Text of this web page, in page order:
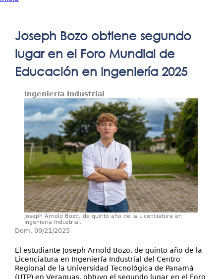
Tropical
Principal
Admisión
Oferta Académica
Estudiantes
Investigación
Extensión
Servicios
Contáctenos
aquí
Joseph Bozo obtiene segundo
lugar en el Foro Mundial de
Educación en Ingeniería 2025
Ingeniería Industrial
Joseph Arnold Bozo, de quinto año de la Licenciatura en
Ingeniería Industrial.
Dom, 09/21/2025
El estudiante Joseph Arnold Bozo, de quinto año de la
Licenciatura en Ingeniería Industrial del Centro
Regional de la Universidad Tecnológica de Panamá
(UTP) en Veraguas, obtuvo el segundo lugar en el Foro